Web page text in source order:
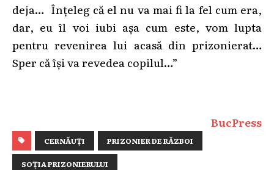
deja… Înțeleg că el nu va mai fi la fel cum era,
dar, eu îl voi iubi așa cum este, vom lupta
pentru revenirea lui acasă din prizonierat…
Sper că își va revedea copilul…”
BucPress
CERNĂUȚI PRIZONIER DE RĂZBOI
SOȚIA PRIZONIERULUI